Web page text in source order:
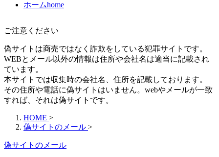
ホームhome
ご注意ください
偽サイトは商売ではなく詐欺をしている犯罪サイトです。
WEBとメール以外の情報は住所や会社名は適当に記載され
ています。
本サイトでは収集時の会社名、住所を記載しております。
その住所や電話に偽サイトはいません。webやメールが一致
すれば、それは偽サイトです。
HOME >
偽サイトのメール >
偽サイトのメール